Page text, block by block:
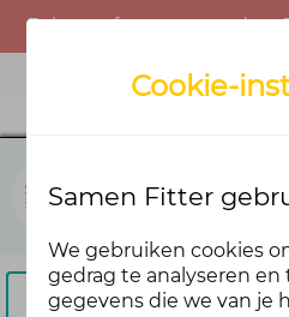
Samen
Cookie-
Samen Fitter
We gebruiken cookies
gedrag te analyseren
gegevens die we van je